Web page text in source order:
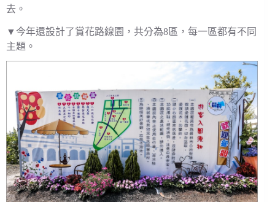
去。
▼今年還設計了賞花路線園，共分為8區，每一區都有不同
主題。